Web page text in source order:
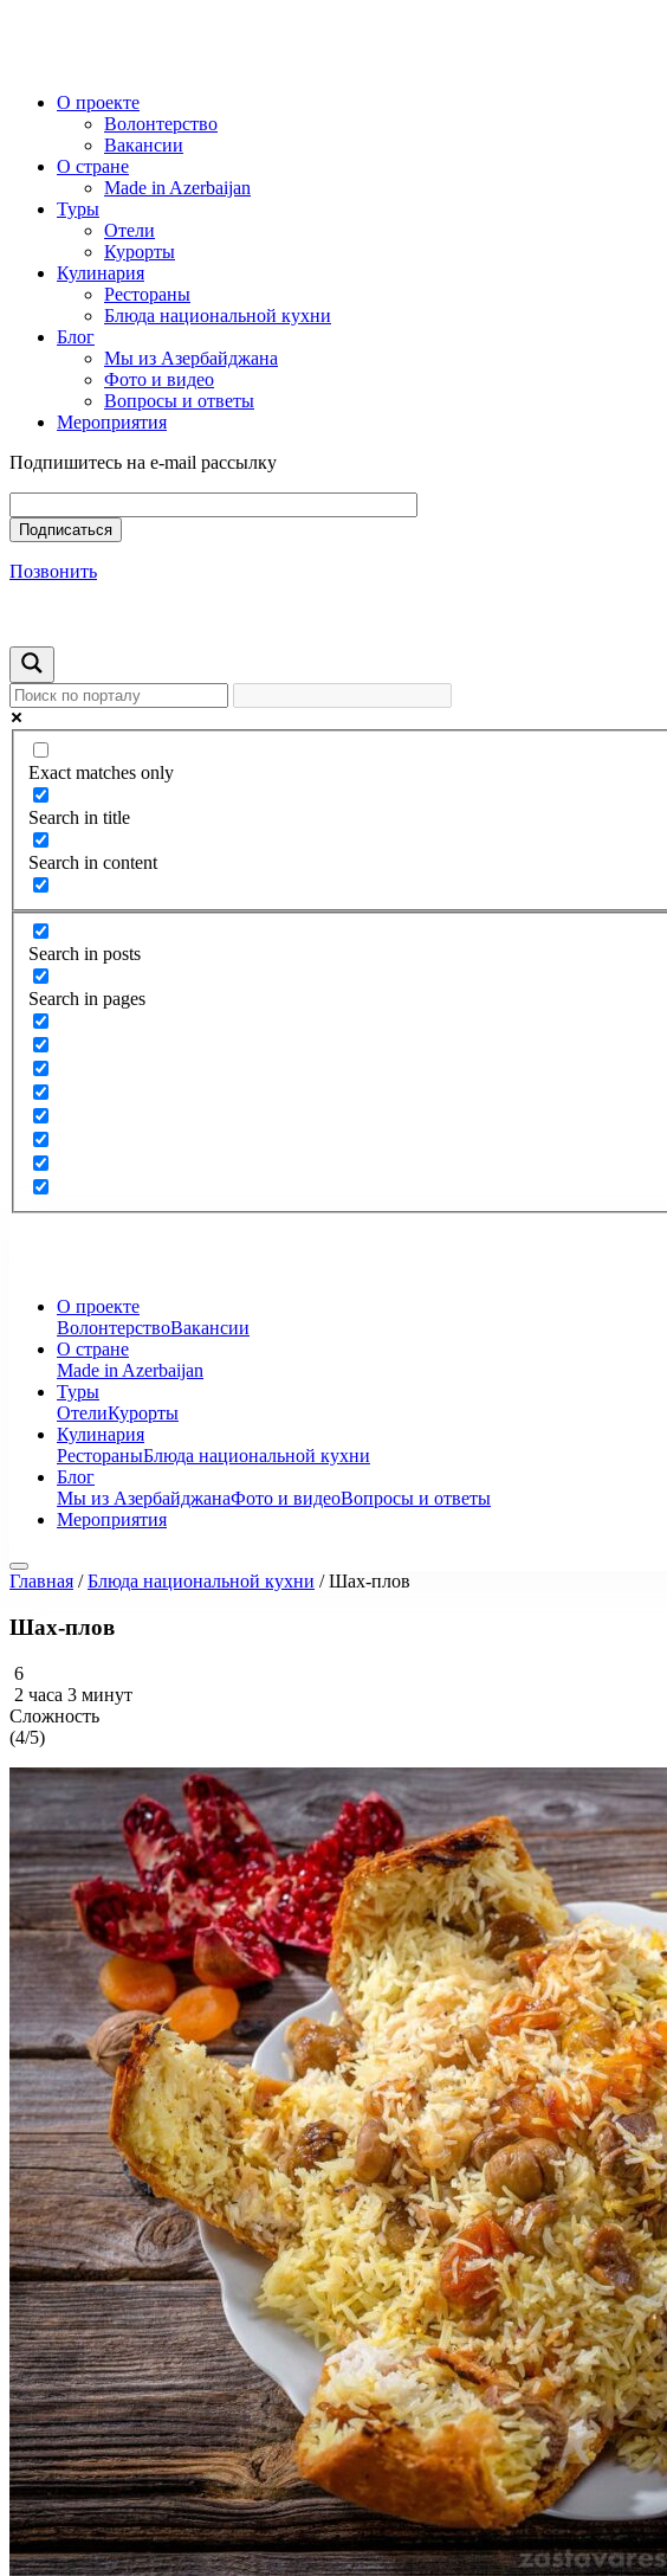
О проекте
Волонтерство
Вакансии
О стране
Made in Azerbaijan
Туры
Отели
Курорты
Кулинария
Рестораны
Блюда национальной кухни
Блог
Мы из Азербайджана
Фото и видео
Вопросы и ответы
Мероприятия
Подпишитесь на e-mail рассылку
Позвонить
Exact matches only
Search in title
Search in content
Search in posts
Search in pages
О проекте
ВолонтерствоВакансии
О стране
Made in Azerbaijan
Туры
ОтелиКурорты
Кулинария
РестораныБлюда национальной кухни
Блог
Мы из АзербайджанаФото и видеоВопросы и ответы
Мероприятия
Главная /Блюда национальной кухни /Шах-плов
Шах-плов
6
2 часа 3 минут
Сложность
(4/5)